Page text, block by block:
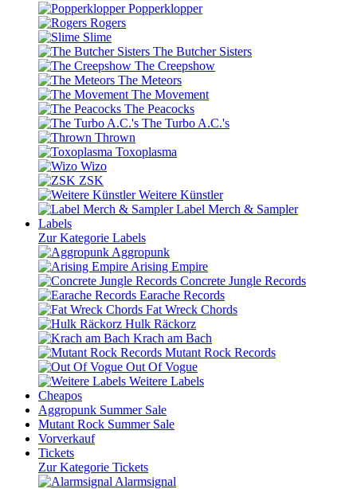
Popperklopper
Rogers
Slime
The Butcher Sisters
The Creepshow
The Meteors
The Movement
The Peacocks
The Turbo A.C.'s
Thrown
Toxoplasma
Wizo
ZSK
Weitere Künstler
Label Merch & Sampler
Labels
Zur Kategorie Labels
Aggropunk
Arising Empire
Concrete Jungle Records
Earache Records
Fat Wreck Chords
Hulk Räckorz
Krach am Bach
Mutant Rock Records
Out Of Vogue
Weitere Labels
Cheapos
Aggropunk Summer Sale
Mutant Rock Summer Sale
Vorverkauf
Tickets
Zur Kategorie Tickets
Alarmsignal